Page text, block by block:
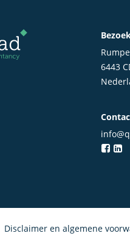
6443
Disclaimer en algemene